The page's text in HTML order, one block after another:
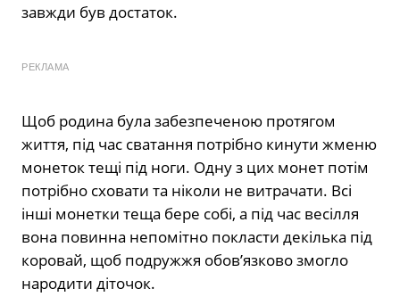
завжди був достаток.
РЕКЛАМА
Щоб родина була забезпеченою протягом
життя, під час сватання потрібно кинути жменю
монеток тещі під ноги. Одну з цих монет потім
потрібно сховати та ніколи не витрачати. Всі
інші монетки теща бере собі, а під час весілля
вона повинна непомітно покласти декілька під
коровай, щоб подружжя обов’язково змогло
народити діточок.